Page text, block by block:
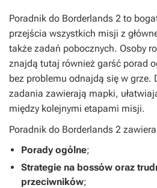
Poradnik do Borderlands 2 to
przejścia wszystkich misji z
także zadań pobocznych. Osoby
znajdą tutaj również garść porad
bez problemu odnajdą się w grze.
zadania zawierają mapki,
między kolejnymi etapami misji.
Poradnik do Borderlands 2
Porady ogólne;
Strategie na bossów oraz
przeciwników;